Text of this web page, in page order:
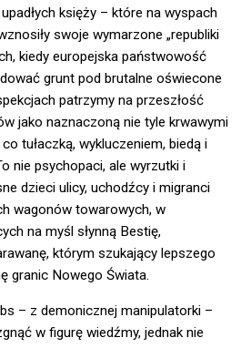
księży – które na wyspach
swoje wymarzone „republiki
kiedy europejska państwowość
grunt pod brutalne oświecone
patrzymy na przeszłość
jako naznaczoną nie tyle krwawymi
tułaczką, wykluczeniem, biedą i
nie psychopaci, ale wyrzutki i
dzieci ulicy, uchodźcy i migranci
wagonów towarowych, w
na myśl słynną Bestię,
którym szukający lepszego
granic Nowego Świata.
– z demonicznej manipulatorki –
w figurę wiedźmy, jednak nie